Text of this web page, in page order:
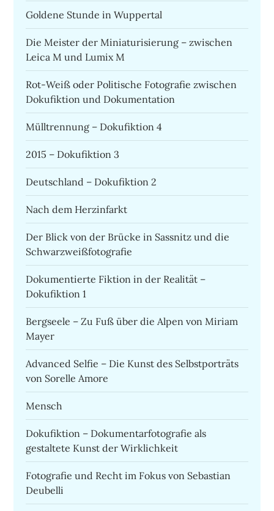
Goldene Stunde in Wuppertal
Die Meister der Miniaturisierung – zwischen
Leica M und Lumix M
Rot-Weiß oder Politische Fotografie zwischen
Dokufiktion und Dokumentation
Mülltrennung – Dokufiktion 4
2015 – Dokufiktion 3
Deutschland – Dokufiktion 2
Nach dem Herzinfarkt
Der Blick von der Brücke in Sassnitz und die
Schwarzweißfotografie
Dokumentierte Fiktion in der Realität –
Dokufiktion 1
Bergseele – Zu Fuß über die Alpen von Miriam
Mayer
Advanced Selfie – Die Kunst des Selbstporträts
von Sorelle Amore
Mensch
Dokufiktion – Dokumentarfotografie als
gestaltete Kunst der Wirklichkeit
Fotografie und Recht im Fokus von Sebastian
Deubelli